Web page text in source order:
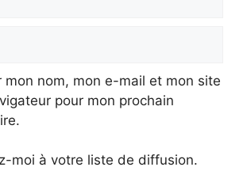
mon nom, mon e-mail et mon site
pour mon prochain
moi à votre liste de diffusion.